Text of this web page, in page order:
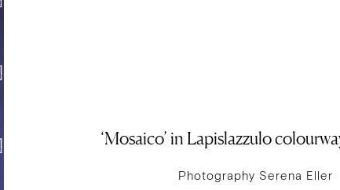
‘Mosaico’ in Lapislazzulo
Photography Serena Eller